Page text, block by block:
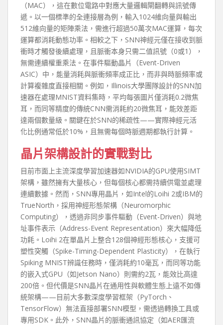
（MAC），這在數位電路中對應大量邏輯閘翻轉與訊號傳
遞。以一個標準的全連接層為例，輸入1024維向量與輸出
512維向量的矩陣乘法，需進行超過50萬次MAC運算，每次
運算都消耗動態功率。相較之下，SNN神經元僅在接收到脈
衝時才觸發後續處理，且脈衝本身只需二值訊號（0或1），
無需連續權重乘法。在事件驅動晶片（Event-Driven
ASIC）中，能量消耗與脈衝頻率成正比，而非與時脈頻率或
計算複雜度直接相關。例如，Illinois大學團隊設計的SNN加
速器在處理MNIST資料集時，平均每張圖片僅消耗0.2微焦
耳，而同等精度的傳統CNN需消耗約20微焦耳，能效差距
達兩個數量級。關鍵在於SNN的稀疏性——實際神經元活
化比例通常低於10%，且無需每個時脈週期都執行計算。
晶片架構設計的實戰對比
目前市面上主流深度學習加速器如NVIDIA的GPU使用SIMT
架構，雖然擁有大量核心，但每個核心都需持續供電並處理
連續數據。然而，SNN專用晶片，如Intel的Loihi 2或IBM的
TrueNorth，採用神經形態架構（Neuromorphic
Computing），透過非同步事件驅動（Event-Driven）與地
址事件表示（Address-Event Representation）來大幅降低
功耗。Loihi 2在單晶片上整合128個神經形態核心，支援可
塑性突觸（Spike-Timing-Dependent Plasticity），在執行
Spiking MNIST辨識任務時，僅消耗約10毫瓦，而同等功能
的嵌入式GPU（如Jetson Nano）則需約2瓦，能效比高達
200倍。但代價是SNN晶片在通用性與軟體生態上遠不如傳
統架構——目前大多數深度學習框架（PyTorch、
TensorFlow）無法直接部署SNN模型，需透過轉換工具或
專用SDK。此外，SNN晶片的脈衝通訊協定（如AER匯流